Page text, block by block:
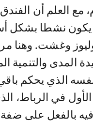
مع العلم أن
يكون نشطا بشكل
وغشت. وهنا
المدى والتنمية
الذي يحكم
في الرباط،
فيه بالفعل على